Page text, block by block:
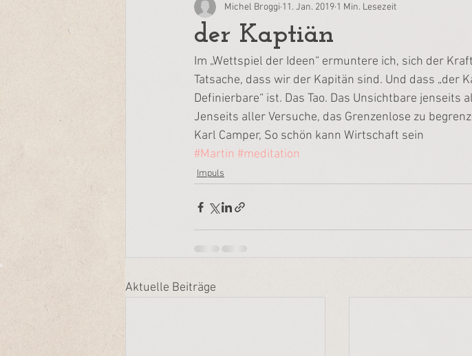
der Kaptiän
Michel Broggi 11. Jan. 2019 1 Min. Lesezeit
Im „Wettspiel der Ideen“ ermuntere ich, sich der
Tatsache, dass wir der Kapitän sind. Und dass „der
Definierbare“ ist. Das Tao. Das Unsichtbare
Jenseits aller Versuche, das Grenzenlose zu
Karl Camper, So schön kann Wirtschaft sein
#Martin #meditation
Impuls
Aktuelle Beiträge